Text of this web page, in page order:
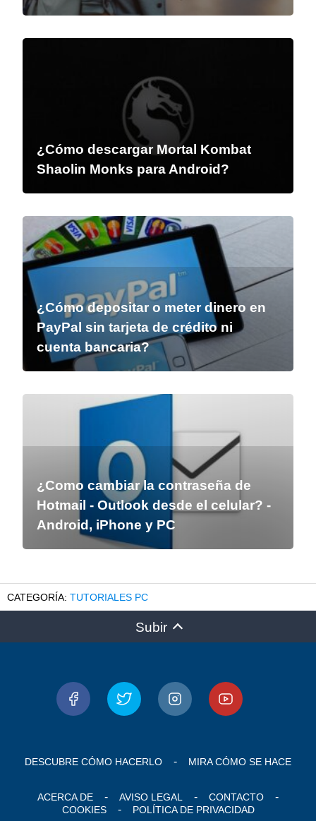
¿Cómo descargar Mortal Kombat
Shaolin Monks para Android?
¿Cómo depositar o meter dinero en
PayPal sin tarjeta de crédito ni
cuenta bancaria?
¿Como cambiar la contraseña de
Hotmail - Outlook desde el celular? -
Android, iPhone y PC
TUTORIALES PC
Subir
DESCUBRE CÓMO HACERLO MIRA CÓMO SE HACE
ACERCA DE AVISO LEGAL
CONTACTO
COOKIES
POLÍTICA DE PRIVACIDAD